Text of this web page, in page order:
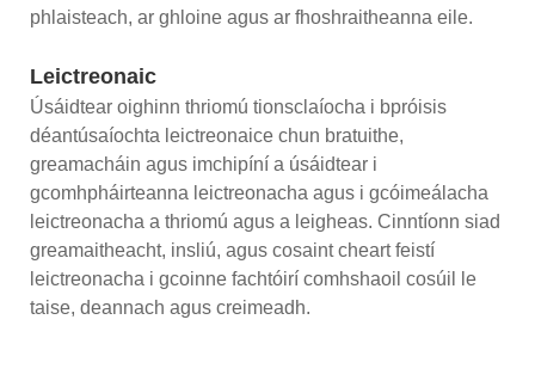
phlaisteach, ar ghloine agus ar fhoshraitheanna eile.
Leictreonaic
Úsáidtear oighinn thriomú tionsclaíocha i bpróisis
déantúsaíochta leictreonaice chun bratuithe,
greamacháin agus imchipíní a úsáidtear i
gcomhpháirteanna leictreonacha agus i gcóimeálacha
leictreonacha a thriomú agus a leigheas. Cinntíonn siad
greamaitheacht, insliú, agus cosaint cheart feistí
leictreonacha i gcoinne fachtóirí comhshaoil ​​​​cosúil le
taise, deannach agus creimeadh.